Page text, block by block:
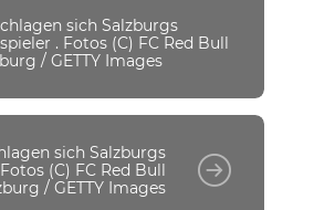
sich Salzburgs
. Fotos (C) FC Red Bull
/ GETTY Images
sich Salzburgs
(C) FC Red Bull
/ GETTY Images